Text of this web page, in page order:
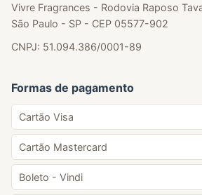
Vivre Fragrances - Rodovia Raposo
São Paulo - SP - CEP 05577-902
CNPJ: 51.094.386/0001-89
Formas de pagamento
Cartão Visa
Cartão Mastercard
Boleto - Vindi